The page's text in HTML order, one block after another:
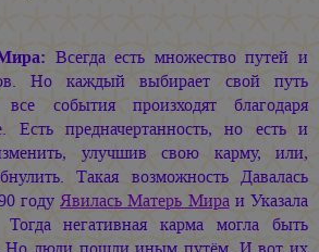
Всегда есть множество путей и
Но каждый выбирает свой путь
события произходят благодаря
Есть предначертанность, но есть и
улучшив свою карму, или,
Такая возможность Давалась
годуЯвилась Матерь Мираи Указала
негативная карма могла быть